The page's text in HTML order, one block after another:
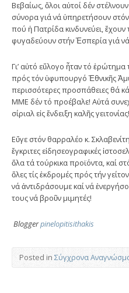
Βεβαίως, ὅλοι αὐτοί δέν
σύνορα γιά νά ὑπηρετήσουν
πού ἡ Πατρίδα κινδυνεύει,
φυγαδεύουν στήν Ἑσπερία γιά
Γι’ αὐτό εὔλογο ἦταν τό
πρός τόν ὑφυπουργό Ἐθνικῆς
περισσότερες προσπάθειες θά
ΜΜΕ δέν τό προέβαλε! Αὐτά
σίριαλ εἰς ἔνδειξη καλῆς γειτονίας!
Εὔγε στόν θαρραλέο κ.
ἔγκριτες εἰδησεογραφικές
ὅλα τά τούρκικα προϊόντα, καί
ὅλες τίς ἐκδρομές πρός τήν
νά ἀντιδράσουμε καί νά
τους νά βροῦν μιμητές!
Bloggerpinelopitisithakis
Posted in Σύγχρονα